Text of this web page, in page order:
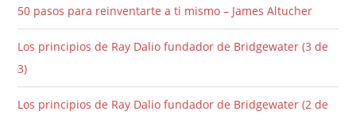
50 pasos para reinventarte a ti mismo – James Altucher
Los principios de Ray Dalio fundador de Bridgewater (3 de
3)
Los principios de Ray Dalio fundador de Bridgewater (2 de